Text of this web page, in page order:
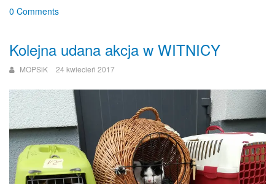
0 Comments
Kolejna udana akcja w WITNICY
MOPSiK 24 kwiecień 2017